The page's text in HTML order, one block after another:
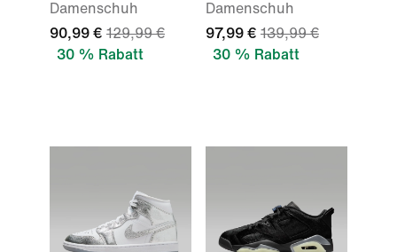
Damenschuh
90,99 € 129,99 €
30 % Rabatt
Damenschuh
97,99 € 139,99 €
30 % Rabatt